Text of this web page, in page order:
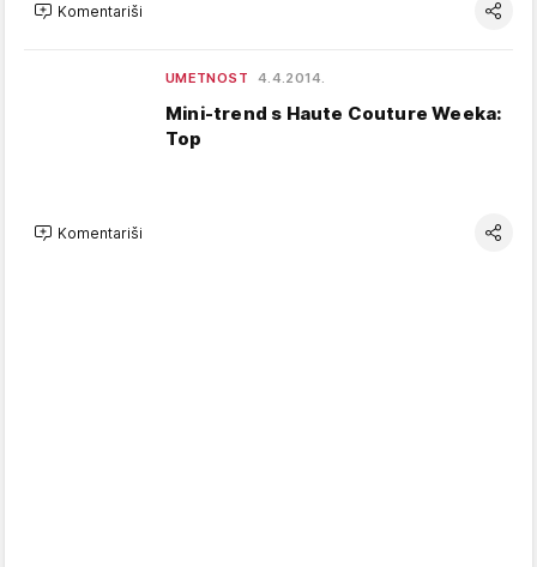
Komentariši
UMETNOST 4.4.2014.
Mini-trend s Haute Couture Weeka:
Top
Komentariši